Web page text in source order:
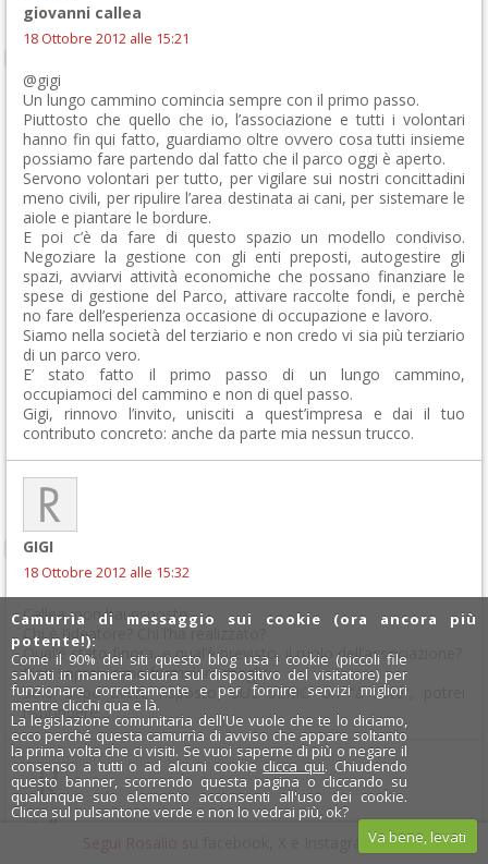
giovanni callea
18 Ottobre 2012 alle 15:21
@gigi
Un lungo cammino comincia sempre con il primo passo.
Piuttosto che quello che io, l’associazione e tutti i volontari
hanno fin qui fatto, guardiamo oltre ovvero cosa tutti insieme
possiamo fare partendo dal fatto che il parco oggi è aperto.
Servono volontari per tutto, per vigilare sui nostri concittadini
meno civili, per ripulire l’area destinata ai cani, per sistemare le
aiole e piantare le bordure.
E poi c’è da fare di questo spazio un modello condiviso.
Negoziare la gestione con gli enti preposti, autogestire gli
spazi, avviarvi attività economiche che possano finanziare le
spese di gestione del Parco, attivare raccolte fondi, e perchè
no fare dell’esperienza occasione di occupazione e lavoro.
Siamo nella società del terziario e non credo vi sia più terziario
di un parco vero.
E’ stato fatto il primo passo di un lungo cammino,
occupiamoci del cammino e non di quel passo.
Gigi, rinnovo l’invito, unisciti a quest’impresa e dai il tuo
contributo concreto: anche da parte mia nessun trucco.
GIGI
18 Ottobre 2012 alle 15:32
Callea, non hai risposto.
Chi è l’ideatore? Chi l’ha realizzato?
Qual’è stato finora, e qual’è previsto, il ruolo dell’associazione?
Non saprei come formulare meglio.
Solo dopo avere risposto, SUL SERIO on “à côté”, potrei
rispondere…
stalker
x
Instagram
Camurrìa di messaggio sui cookie (ora ancora più
potente!):
Come il 90% dei siti questo blog usa i cookie (piccoli file
salvati in maniera sicura sul dispositivo del visitatore) per
funzionare correttamente e per fornire servizi migliori
mentre clicchi qua e là.
La legislazione comunitaria dell'Ue vuole che te lo diciamo,
ecco perché questa camurrìa di avviso che appare soltanto
la prima volta che ci visiti. Se vuoi saperne di più o negare il
consenso a tutti o ad alcuni cookie clicca qui. Chiudendo
questo banner, scorrendo questa pagina o cliccando su
qualunque suo elemento acconsenti all'uso dei cookie.
Clicca sul pulsantone verde e non lo vedrai più, ok?
Va bene, levati